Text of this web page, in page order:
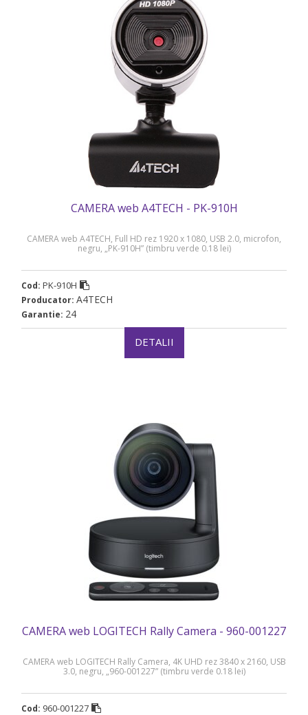
CAMERA web A4TECH - PK-910H
CAMERA web A4TECH, Full HD rez 1920 x 1080, USB 2.0, microfon,
negru, „PK-910H” (timbru verde 0.18 lei)
Cod: PK-910H
Producator: A4TECH
Garantie: 24
DETALII
CAMERA web LOGITECH Rally Camera - 960-001227
CAMERA web LOGITECH Rally Camera, 4K UHD rez 3840 x 2160, USB
3.0, negru, „960-001227” (timbru verde 0.18 lei)
Cod: 960-001227